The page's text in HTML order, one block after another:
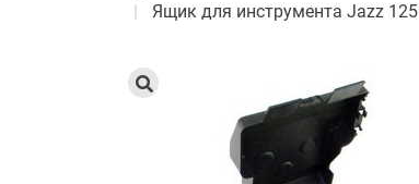
Ящик для инструмента Jazz 125